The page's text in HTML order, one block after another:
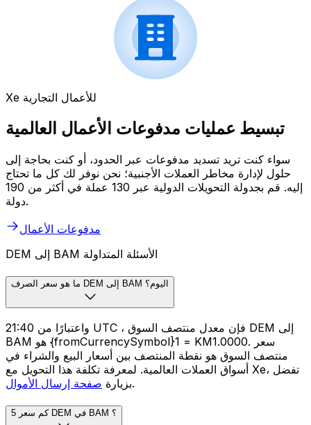
Xe للأعمال التجارية
تبسيط عمليات مدفوعات الأعمال العالمية
سواء كنت تريد تسديد مدفوعات عبر الحدود، أو كنت بحاجة إلى
حلول لإدارة مخاطر العملات الأجنبية؛ نحن نوفر لك كل ما تحتاج
إليه. قم بجدولة التحويلات الدولية عبر 130 عملة في أكثر من 190
دولة.
مدفوعات الأعمال
DEM إلى BAM الأسئلة المتداولة
ما هو سعر الصرف DEM إلى BAM اليوم؟
واعتبارًا من 21:40 UTC ، فإن معدل منتصف السوق DEM إلى
BAM هو {fromCurrencySymbol}1 = KM1.0000. سعر
منتصف السوق هو نقطة المنتصف بين أسعار البيع والشراء في
أسواق العملات العالمية. لمعرفة تكلفة هذا التحويل مع Xe، تفضل
بزيارة صفحة إرسال الأموال .
كم سعر 5 DEM في BAM ؟